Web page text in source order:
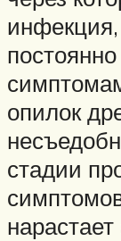
опилок
стадии